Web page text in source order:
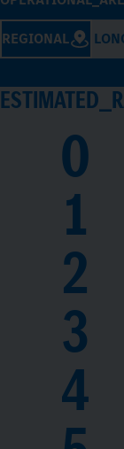
REGIONAL
0
1
2
3
4